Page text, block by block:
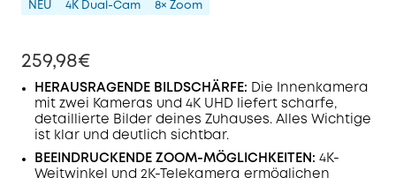
NEU 4K Dual-Cam 8× Zoom
259,98€
HERAUSRAGENDE BILDSCHÄRFE: Die Innenkamera
mit zwei Kameras und 4K UHD liefert scharfe,
detaillierte Bilder deines Zuhauses. Alles Wichtige
ist klar und deutlich sichtbar.
BEEINDRUCKENDE ZOOM-MÖGLICHKEITEN: 4K-
Weitwinkel und 2K-Telekamera ermöglichen